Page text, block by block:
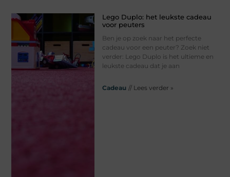
Lego Duplo: het leukste cadeau
voor peuters
Ben je op zoek naar het perfecte
cadeau voor een peuter? Zoek niet
verder: Lego Duplo is het ultieme en
leukste cadeau dat je aan
Cadeau // Lees verder »